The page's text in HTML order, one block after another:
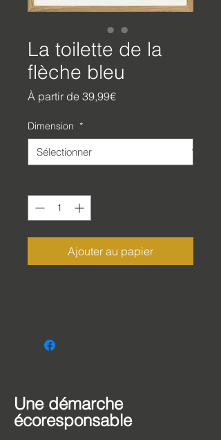
La toilette de la
flèche bleu
À partir de 39,99€Prix
Dimension *
Ajouter au papier
Une démarche
écoresponsable